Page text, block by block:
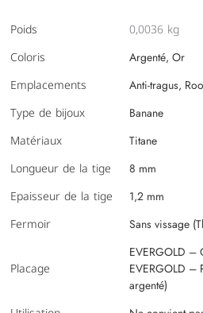
Poids
0,0036 kg
Coloris
Argenté, Or
Emplacements Anti-tragus,
Type de bijoux Banane
Matériaux Titane
Longueur de la tige 8 mm
Epaisseur de la tige 1,2 mm
Fermoir Sans vissage
Placage
EVERGOLD –
EVERGOLD –
argenté)